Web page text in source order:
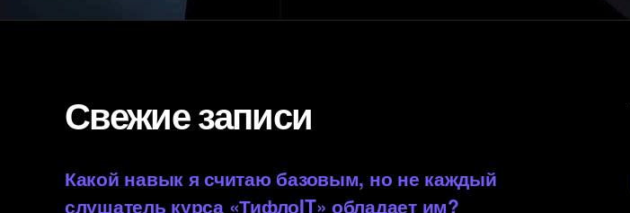
Свежие записи
Какой навык я считаю базовым, но не каждый
слушатель курса «ТифлоIT» обладает им?